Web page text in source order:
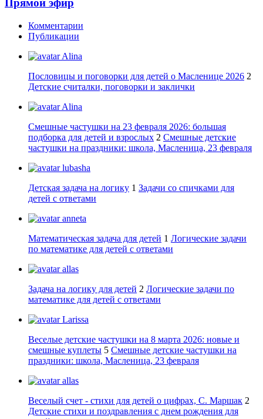
Прямой эфир
Комментарии
Публикации
Alina
Пословицы и поговорки для детей о Масленице 2026 2
Детские считалки, поговорки и заклички
Alina
Смешные частушки на 23 февраля 2026: большая
подборка для детей и взрослых 2 Смешные детские
частушки на праздники: школа, Масленица, 23 февраля
lubasha
Детская задача на логику 1 Задачи со спичками для
детей с ответами
anneta
Математическая задача для детей 1 Логические задачи
по математике для детей с ответами
allas
Задача на логику для детей 2 Логические задачи по
математике для детей с ответами
Larissa
Веселые детские частушки на 8 марта 2026: новые и
смешные куплеты 5 Смешные детские частушки на
праздники: школа, Масленица, 23 февраля
allas
Веселый счет - стихи для детей о цифрах, С. Маршак 2
Детские стихи и поздравления с днем рождения для